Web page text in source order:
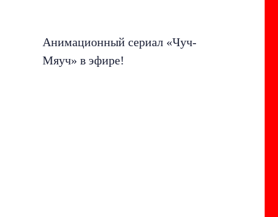
Анимационный сериал «Чуч-
Мяуч» в эфире!